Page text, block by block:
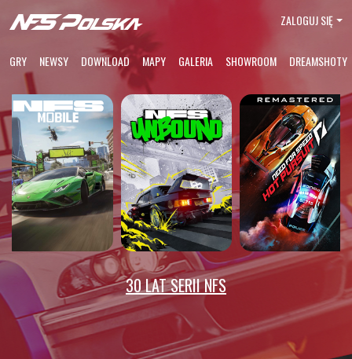
GRY NEWSY DOWNLOAD MAPY GALERIA SHOWROOM DREAMSHOTY
ZALOGUJ SIĘ
30 LAT SERII NFS